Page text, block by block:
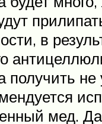
в
получить не
мед.